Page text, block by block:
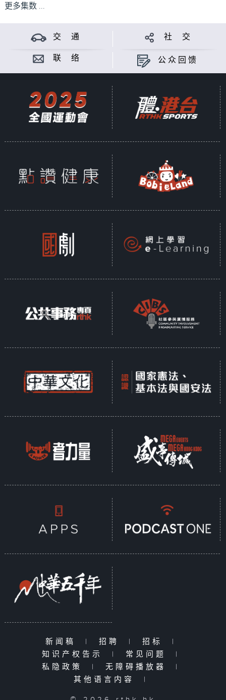
更多集数 ...
交 通 社 交
联 络 公众回馈
新闻稿 | 招聘 | 招标
|
知识产权告示
| 常见问题
|
私隐政策
| 无障碍播放器
|
其他语言内容
|